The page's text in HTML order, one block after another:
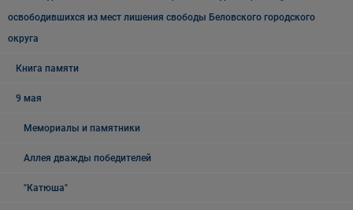
освободившихся из мест лишения свободы Беловского городского
округа
Книга памяти
9 мая
Мемориалы и памятники
Аллея дважды победителей
"Катюша"